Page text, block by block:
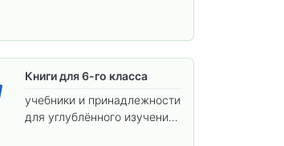
Книги для 6-го класса
учебники и принадлежности
для углублённого изучения